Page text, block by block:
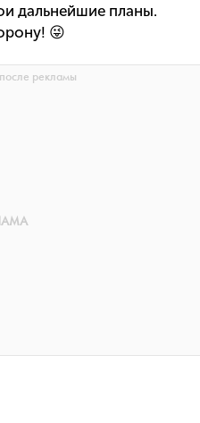
дальнейшие планы.
😜